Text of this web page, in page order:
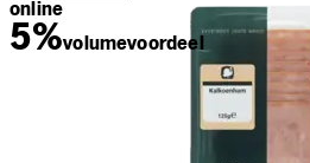
online
5%volumevoordeel